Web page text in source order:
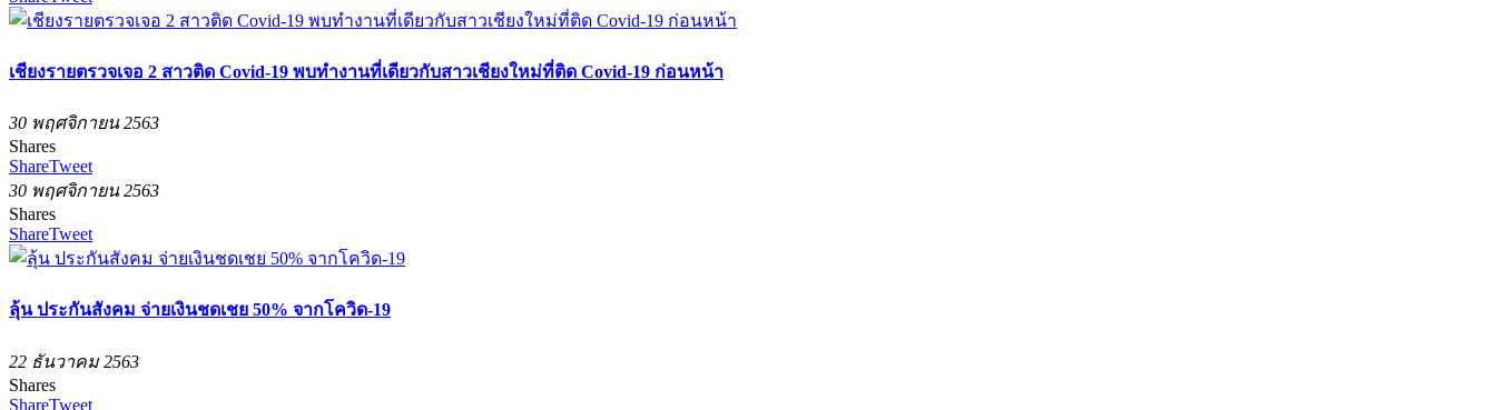
เชียงรายตรวจเจอ 2 สาวติด Covid-19 พบทำงานที่เดียวกับสาวเชียงใหม่ที่ติด Covid-19 ก่อนหน้า
30 พฤศจิกายน 2563
Shares
ShareTweet
30 พฤศจิกายน 2563
Shares
ShareTweet
ลุ้น ประกันสังคม จ่ายเงินชดเชย 50% จากโควิด-19
22 ธันวาคม 2563
Shares
ShareTweet